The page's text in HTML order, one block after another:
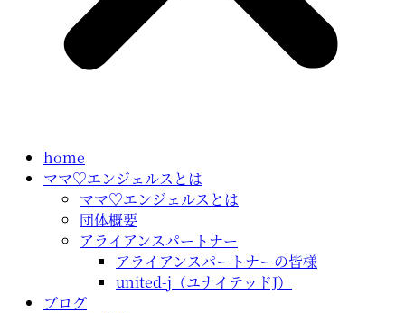
home
ママ♡エンジェルスとは
ママ♡エンジェルスとは
団体概要
アライアンスパートナー
アライアンスパートナーの皆様
united-j（ユナイテッドJ）
ブログ